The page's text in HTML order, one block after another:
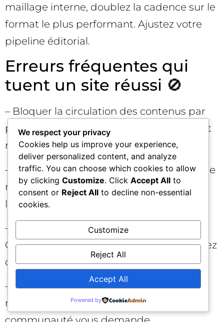
maillage interne, doublez la cadence sur le
format le plus performant. Ajustez votre
pipeline éditorial.
Erreurs fréquentes qui
tuent un site réussi 🚫
– Bloquer la circulation des contenus par
peur de “se faire voler”. Vous perdez l’effet
réseau. Encadrez, n’interdisez pas.
– Surestimer l’esthétique et sous-investir le
rythme. Le design ne remplace pas
l’intérêt public.
– Poursuivre toutes les tendances.
Choisissez vos batailles culturelles et restez
cohérents.
– Monétiser trop tôt et trop fort. Laissez la
marque s’ancrer. Vendez ce que la
We respect your privacy
Cookies help us improve your experience,
deliver personalized content, and analyze
traffic. You can choose which cookies to allow
by clicking Customize. Click Accept All to
consent or Reject All to decline non-essential
cookies.
Customize
Reject All
Accept All
Powered by